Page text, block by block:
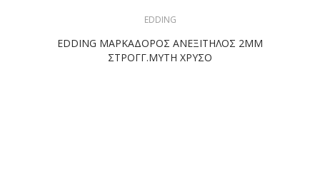
EDDING
EDDING ΜΑΡΚΑΔΟΡΟΣ ΑΝΕΞΙΤΗΛΟΣ 2ΜΜ
ΣΤΡΟΓΓ.ΜΥΤΗ ΧΡΥΣΟ